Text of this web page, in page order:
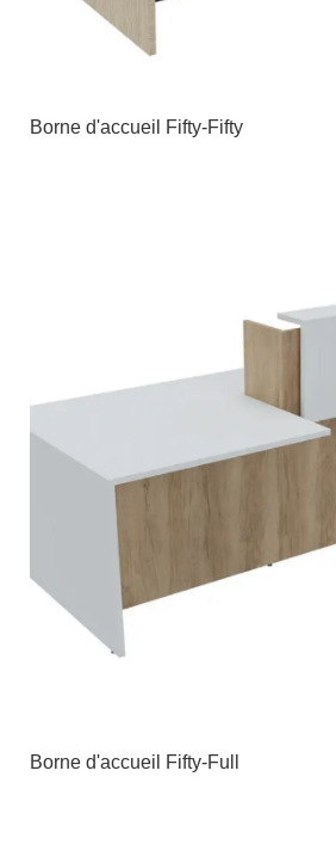
Borne d'accueil Fifty-Fifty
Borne d'accueil Fifty-Full